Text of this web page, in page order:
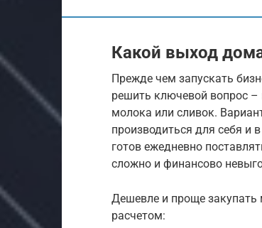
Какой выход
Прежде чем запускать
решить ключевой вопрос –
молока или сливок.
производиться для себя и
готов ежедневно
сложно и финансово
Дешевле и проще закупать
расчетом: